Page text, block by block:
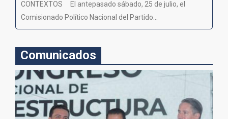
CONTEXTOS El antepasado sábado, 25 de julio, el
Comisionado Político Nacional del Partido...
Comunicados